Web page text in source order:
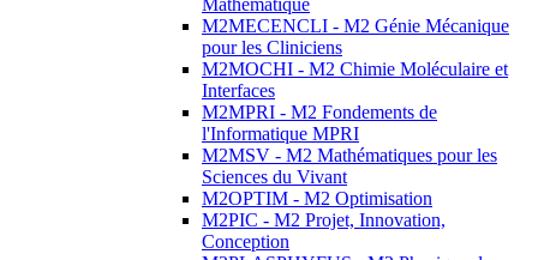
Mathématique
M2MECENCLI - M2 Génie Mécanique
pour les Cliniciens
M2MOCHI - M2 Chimie Moléculaire et
Interfaces
M2MPRI - M2 Fondements de
l'Informatique MPRI
M2MSV - M2 Mathématiques pour les
Sciences du Vivant
M2OPTIM - M2 Optimisation
M2PIC - M2 Projet, Innovation,
Conception